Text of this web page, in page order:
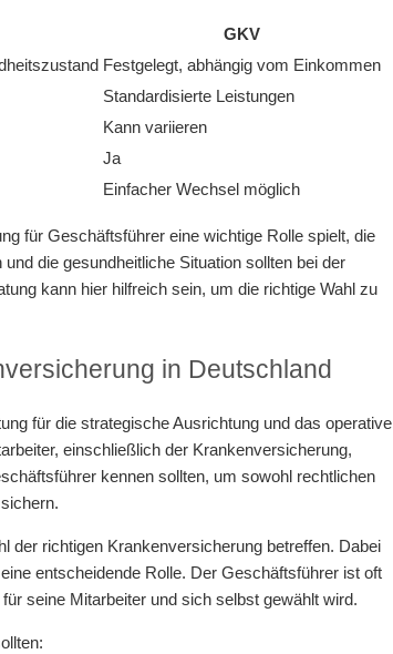
GKV
Festgelegt, abhängig vom Einkommen
Standardisierte Leistungen
Kann variieren
Ja
Einfacher Wechsel möglich
für Geschäftsführer eine wichtige Rolle spielt, die
die gesundheitliche Situation sollten bei der
kann hier hilfreich sein, um die richtige Wahl zu
in Deutschland
für die strategische Ausrichtung und das operative
einschließlich der Krankenversicherung,
kennen sollten, um sowohl rechtlichen
der richtigen Krankenversicherung betreffen. Dabei
entscheidende Rolle. Der Geschäftsführer ist oft
seine Mitarbeiter und sich selbst gewählt wird.